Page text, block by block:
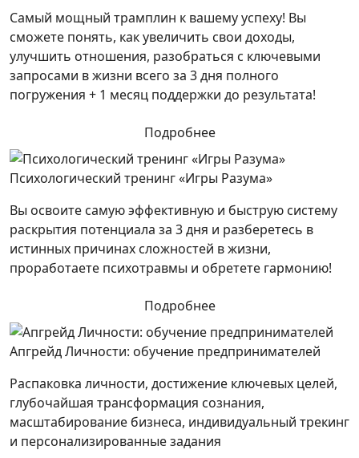
Самый мощный трамплин к вашему успеху! Вы
сможете понять, как увеличить свои доходы,
улучшить отношения, разобраться с ключевыми
запросами в жизни всего за 3 дня полного
погружения + 1 месяц поддержки до результата!
Подробнее
Психологический тренинг «Игры Разума»
Вы освоите самую эффективную и быструю систему
раскрытия потенциала за 3 дня и разберетесь в
истинных причинах сложностей в жизни,
проработаете психотравмы и обретете гармонию!
Подробнее
Апгрейд Личности: обучение предпринимателей
Распаковка личности, достижение ключевых целей,
глубочайшая трансформация сознания,
масштабирование бизнеса, индивидуальный трекинг
и персонализированные задания